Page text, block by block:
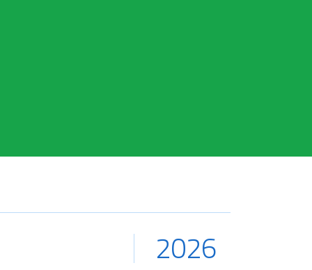
2026